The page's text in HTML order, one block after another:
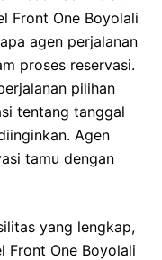
Front One Boyolali
agen perjalanan
proses reservasi.
pilihan
tentang tanggal
Agen
tamu dengan
yang lengkap,
Front One Boyolali